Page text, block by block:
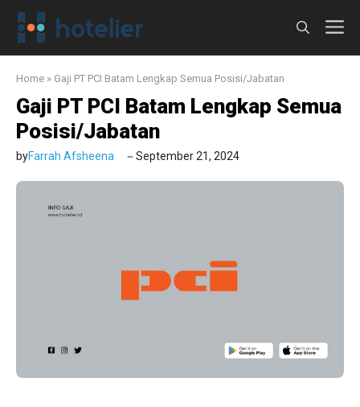
Langsung
Home » Gaji PT PCI Batam Lengkap Semua Posisi/Jabatan
Gaji PT PCI Batam Lengkap Semua
Posisi/Jabatan
byFarrah Afsheena September 21, 2024